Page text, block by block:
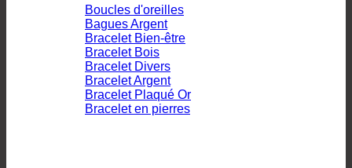
Boucles d'oreilles
Bagues Argent
Bracelet Bien-être
Bracelet Bois
Bracelet Divers
Bracelet Argent
Bracelet Plaqué Or
Bracelet en pierres